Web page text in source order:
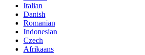
Italian
Danish
Romanian
Indonesian
Czech
Afrikaans